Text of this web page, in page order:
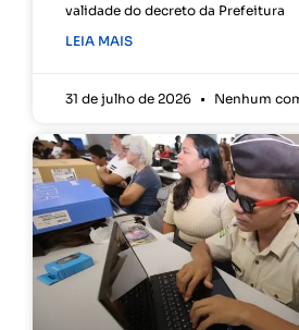
validade do decreto da Prefeitura
LEIA MAIS
31 de julho de 2026 Nenhum